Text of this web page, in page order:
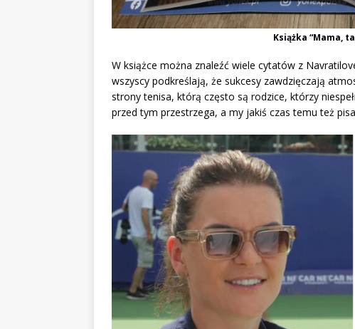
Książka “Mama,
W książce można znaleźć wiele cytatów z
wszyscy podkreślają, że sukcesy zawdzięczają
strony tenisa, którą często są rodzice, którzy
przed tym przestrzega, a my jakiś czas temu też